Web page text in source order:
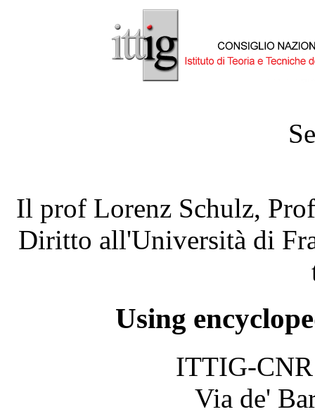
Il prof Lorenz Schulz,
Diritto all'Università di
Using
ITTIG-CNR
Via de'